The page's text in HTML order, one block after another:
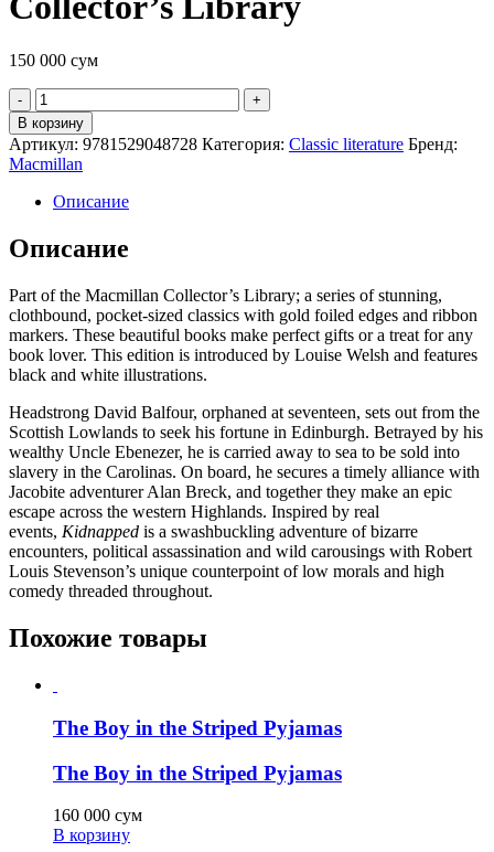
150 000 сум
Quantity
В корзину
Артикул: 9781529048728 Категория: Classic literature Бренд:
Macmillan
Описание
Описание
Part of the Macmillan Collector’s Library; a series of stunning,
clothbound, pocket-sized classics with gold foiled edges and ribbon
markers. These beautiful books make perfect gifts or a treat for any
book lover. This edition is introduced by Louise Welsh and features
black and white illustrations.
Headstrong David Balfour, orphaned at seventeen, sets out from the
Scottish Lowlands to seek his fortune in Edinburgh. Betrayed by his
wealthy Uncle Ebenezer, he is carried away to sea to be sold into
slavery in the Carolinas. On board, he secures a timely alliance with
Jacobite adventurer Alan Breck, and together they make an epic
escape across the western Highlands. Inspired by real
events, Kidnapped is a swashbuckling adventure of bizarre
encounters, political assassination and wild carousings with Robert
Louis Stevenson’s unique counterpoint of low morals and high
comedy threaded throughout.
Похожие товары
The Boy in the Striped Pyjamas
The Boy in the Striped Pyjamas
160 000 сум
В корзину